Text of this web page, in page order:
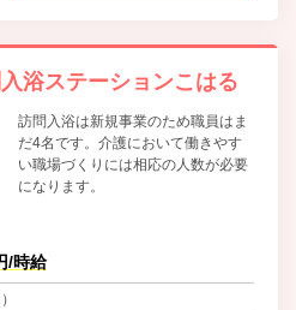
浴ステーションこはる
訪問入浴は新規事業のため職員はま
だ4名です。介護において働きやす
い職場づくりには相応の人数が必要
になります。
/時給